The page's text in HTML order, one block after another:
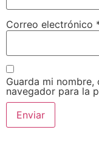
Correo electrónico
Guarda mi
navegador para la